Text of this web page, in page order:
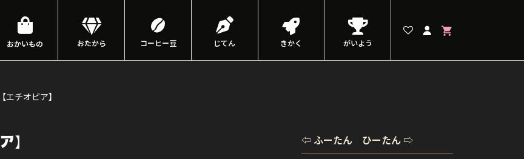
おかいもの おたから コーヒー豆 じてん きかく がいよう
エチオピア】
】 ⇦ ふーたん ひーたん ⇨